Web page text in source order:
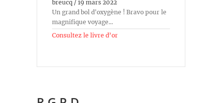
breucq / 19 mars 2022
Un grand bol d'oxygène ! Bravo pour le
magnifique voyage...
Consultez le livre d’or